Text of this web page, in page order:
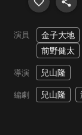
演員 金子大地
前野健太
導演 兒山隆
編劇 兒山隆